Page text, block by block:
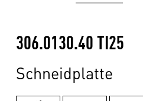
306.0130.40 TI25
Schneidplatte